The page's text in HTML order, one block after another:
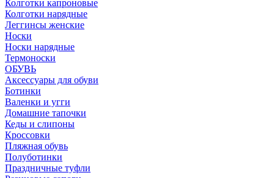
Колготки капроновые
Колготки нарядные
Леггинсы женские
Носки
Носки нарядные
Термоноски
ОБУВЬ
Аксессуары для обуви
Ботинки
Валенки и угги
Домашние тапочки
Кеды и слипоны
Кроссовки
Пляжная обувь
Полуботинки
Праздничные туфли